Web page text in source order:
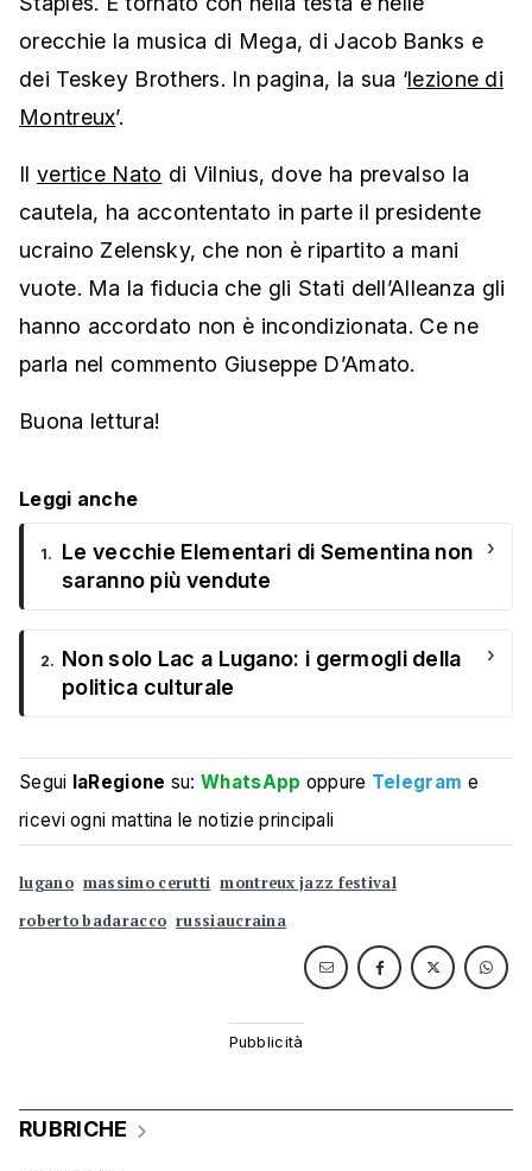
orecchie la musica di Mega, di Jacob Banks e
dei Teskey Brothers. In pagina, la sua ‘lezione di
Montreux’.
Il vertice Nato di Vilnius, dove ha prevalso la
cautela, ha accontentato in parte il presidente
ucraino Zelensky, che non è ripartito a mani
vuote. Ma la fiducia che gli Stati dell’Alleanza gli
hanno accordato non è incondizionata. Ce ne
parla nel commento Giuseppe D’Amato.
Buona lettura!
Leggi anche
1.
Le vecchie Elementari di Sementina non
saranno più vendute
›
2. Non solo Lac a Lugano: i germogli della
politica culturale
›
Segui laRegione su:WhatsApp oppure Telegram e
ricevi ogni mattina le notizie principali
lugano massimo cerutti montreux jazz festival
roberto badaracco russiaucraina
RUBRICHE